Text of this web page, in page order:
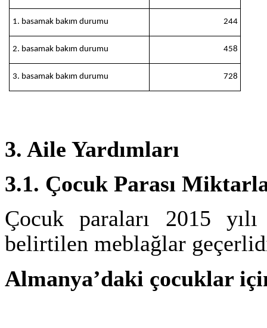
1. basamak bakım durumu 244
2. basamak bakım durumu 458
3. basamak bakım durumu 728
3. Aile Yardımları
3.1. Çocuk Parası
Çocuk paraları 2015
belirtilen meblağlar
Almanya’daki çocuklar